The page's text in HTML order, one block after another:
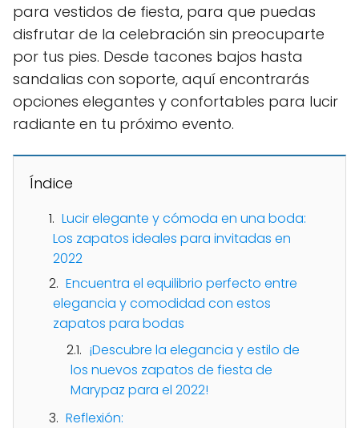
para vestidos de fiesta, para que puedas
disfrutar de la celebración sin preocuparte
por tus pies. Desde tacones bajos hasta
sandalias con soporte, aquí encontrarás
opciones elegantes y confortables para lucir
radiante en tu próximo evento.
Índice
Lucir elegante y cómoda en una boda:
Los zapatos ideales para invitadas en
2022
Encuentra el equilibrio perfecto entre
elegancia y comodidad con estos
zapatos para bodas
¡Descubre la elegancia y estilo de
los nuevos zapatos de fiesta de
Marypaz para el 2022!
Reflexión: